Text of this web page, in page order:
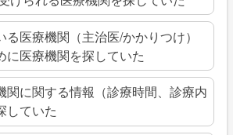
る医療機関（主治医/かかりつけ）
に医療機関を探していた
関に関する情報（診療時間、診療内
していた